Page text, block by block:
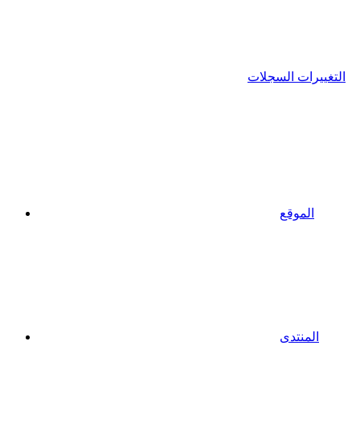
التغييرات السجلات
الموقع
المنتدى